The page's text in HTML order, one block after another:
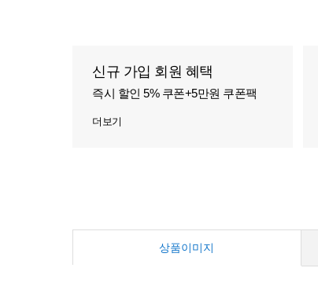
신규 가입 회원 혜택
즉시 할인 5% 쿠폰+5만원 쿠폰팩
더보기
상품이미지